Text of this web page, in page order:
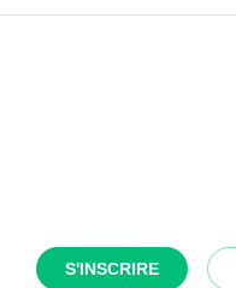
S'INSCRIRE